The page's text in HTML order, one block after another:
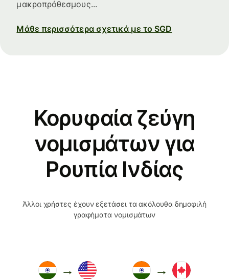
μακροπρόθεσμους...
Μάθε περισσότερα σχετικά με το SGD
Κορυφαία ζεύγη
νομισμάτων για
Ρουπία Ινδίας
Άλλοι χρήστες έχουν εξετάσει τα ακόλουθα δημοφιλή
γραφήματα νομισμάτων
→ →